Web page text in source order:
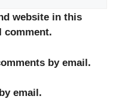
website in this
by email.
email.